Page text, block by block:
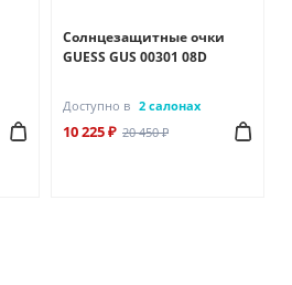
Солнцезащитные очки
GUESS GUS 00301 08D
Доступно в 2 салонах
10 225 ₽ 20 450 ₽